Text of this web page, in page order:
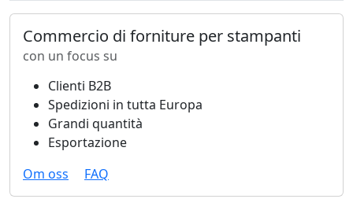
Commercio di forniture per stampanti
con un focus su
Clienti B2B
Spedizioni in tutta Europa
Grandi quantità
Esportazione
Om oss
FAQ